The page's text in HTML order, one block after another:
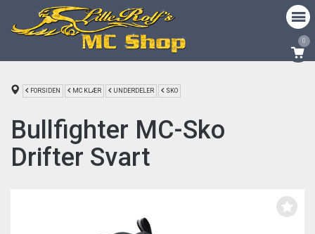
0
FORSIDEN MC KLÆR UNDERDELER SKO
Bullfighter MC-Sko
Drifter Svart